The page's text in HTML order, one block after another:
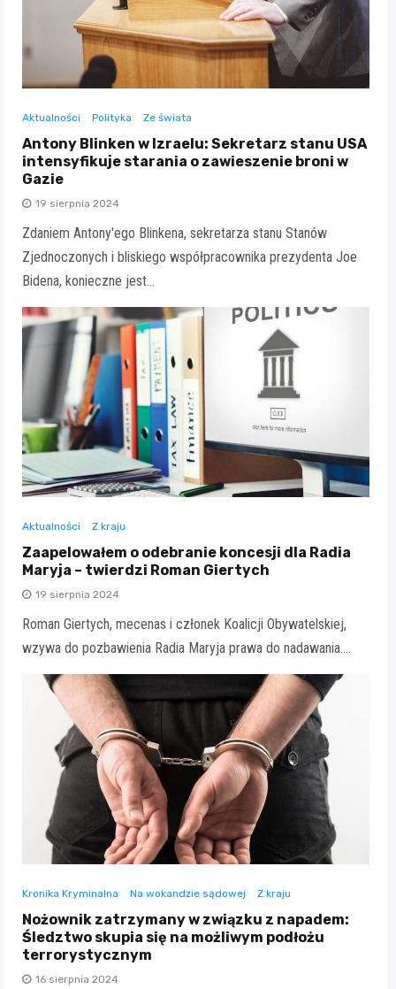
Aktualności Polityka Ze świata
Antony Blinken w Izraelu: Sekretarz stanu USA
intensyfikuje starania o zawieszenie broni w
Gazie
19 sierpnia 2024
Zdaniem Antony'ego Blinkena, sekretarza stanu Stanów
Zjednoczonych i bliskiego współpracownika prezydenta Joe
Bidena, konieczne jest…
Aktualności Z kraju
Zaapelowałem o odebranie koncesji dla Radia
Maryja – twierdzi Roman Giertych
19 sierpnia 2024
Roman Giertych, mecenas i członek Koalicji Obywatelskiej,
wzywa do pozbawienia Radia Maryja prawa do nadawania.…
Kronika Kryminalna Na wokandzie sądowej Z kraju
Nożownik zatrzymany w związku z napadem:
Śledztwo skupia się na możliwym podłożu
terrorystycznym
16 sierpnia 2024